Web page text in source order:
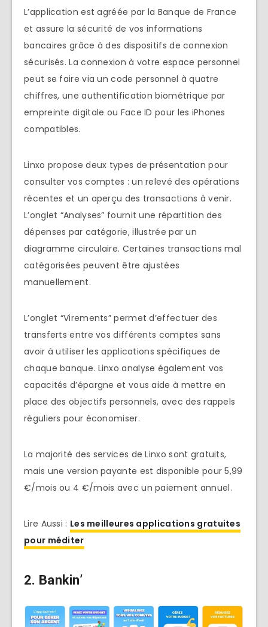
L’application est agréée par la Banque de France
et assure la sécurité de vos informations
bancaires grâce à des dispositifs de connexion
sécurisés. La connexion à votre espace personnel
peut se faire via un code personnel à quatre
chiffres, une authentification biométrique par
empreinte digitale ou Face ID pour les iPhones
compatibles.
Linxo propose deux types de présentation pour
consulter vos comptes : un relevé des opérations
récentes et un aperçu des transactions à venir.
L’onglet “Analyses” fournit une répartition des
dépenses par catégorie, illustrée par un
diagramme circulaire. Certaines transactions mal
catégorisées peuvent être ajustées
manuellement.
L’onglet “Virements” permet d’effectuer des
transferts entre vos différents comptes sans
avoir à utiliser les applications spécifiques de
chaque banque. Linxo analyse également vos
capacités d’épargne et vous aide à mettre en
place des objectifs personnels, avec des rappels
réguliers pour économiser.
La majorité des services de Linxo sont gratuits,
mais une version payante est disponible pour 5,99
€/mois ou 4 €/mois avec un paiement annuel.
Lire Aussi : Les meilleures applications gratuites
pour méditer
2. Bankin’